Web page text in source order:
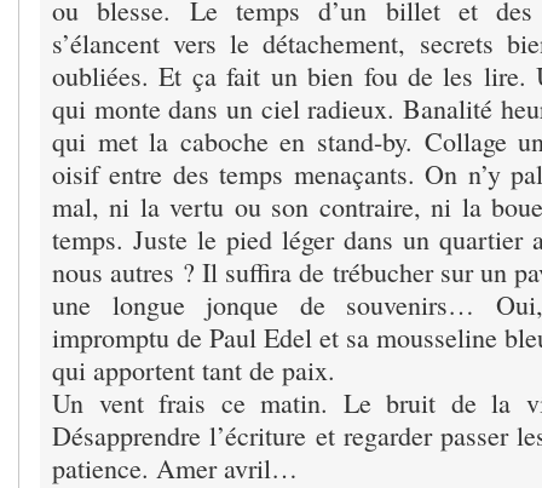
ou blesse. Le temps d’un billet et des
s’élancent vers le détachement, secrets
oubliées. Et ça fait un bien fou de les lire.
qui monte dans un ciel radieux. Banalité
qui met la caboche en stand-by. Collage
oisif entre des temps menaçants. On n’y
mal, ni la vertu ou son contraire, ni la
temps. Juste le pied léger dans un quartier
nous autres ? Il suffira de trébucher sur un
une longue jonque de souvenirs…
impromptu de Paul Edel et sa mousseline
qui apportent tant de paix.
Un vent frais ce matin. Le bruit de la
Désapprendre l’écriture et regarder passer
patience. Amer avril…